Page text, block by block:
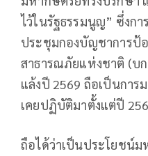
ไว้ในรัฐธรรมนูญ” ซึ่งก
ประชุมกองบัญชาการป้
สาธารณภัยแห่งชาติ (บ
แล้งปี 2569 ถือเป็นกา
เคยปฏิบัติมาตั้งแต่ปี
ถือได้ว่าเป็นประโยชน์ม